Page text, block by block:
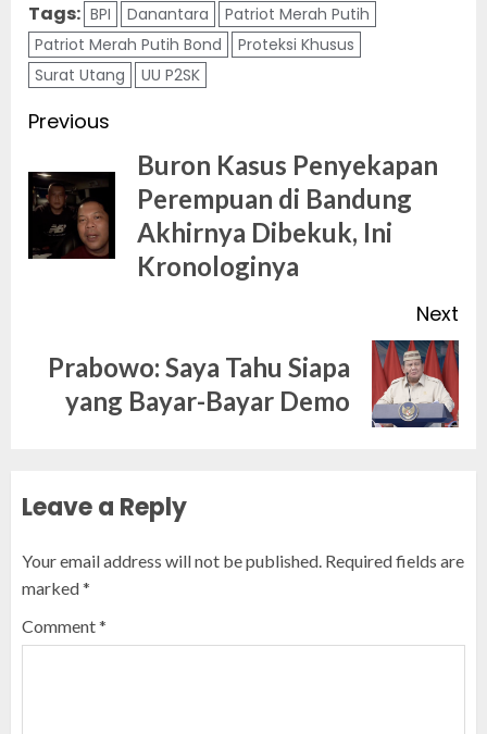
Tags: BPI Danantara
Patriot Merah Putih
Patriot Merah Putih Bond
Proteksi Khusus
Surat Utang
UU P2SK
Post
navigation
Previous
Buron Kasus Penyekapan
Perempuan di Bandung
Akhirnya Dibekuk, Ini
Kronologinya
Next
Next
post:
Prabowo: Saya Tahu Siapa
yang Bayar-Bayar Demo
Leave a Reply
Your email address will not be published. Required fields are
marked*
Comment*